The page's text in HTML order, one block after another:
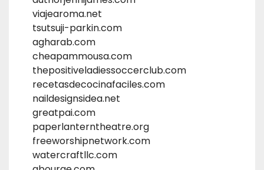
viajearoma.net
tsutsuji-parkin.com
agharab.com
cheapammousa.com
thepositiveladiessoccerclub.com
recetasdecocinafaciles.com
naildesignsidea.net
greatpai.com
paperlanterntheatre.org
freeworshipnetwork.com
watercraftllc.com